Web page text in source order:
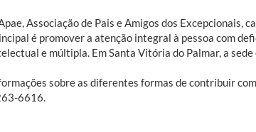
Associação de Pais e Amigos dos
é promover a atenção integral à pessoa com
e múltipla. Em Santa Vitória do Palmar, a
sobre as diferentes formas de contribuir
6616.